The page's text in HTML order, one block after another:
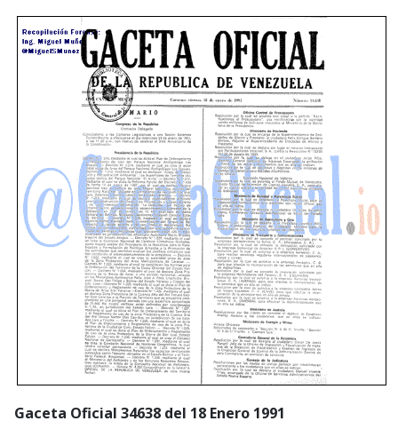
Gaceta Oficial 34638 del 18 Enero 1991